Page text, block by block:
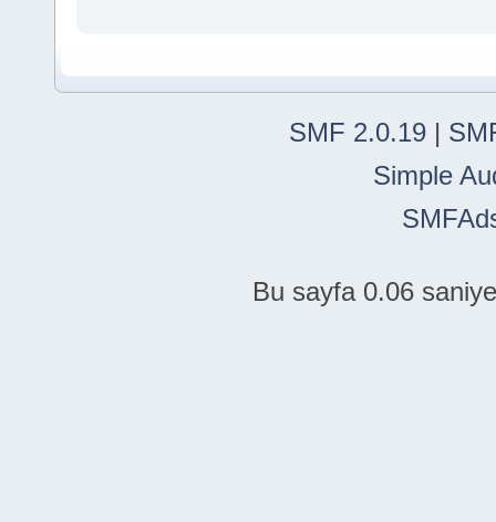
SMF 2.0.19 |
Simple
Bu sayfa 0.06